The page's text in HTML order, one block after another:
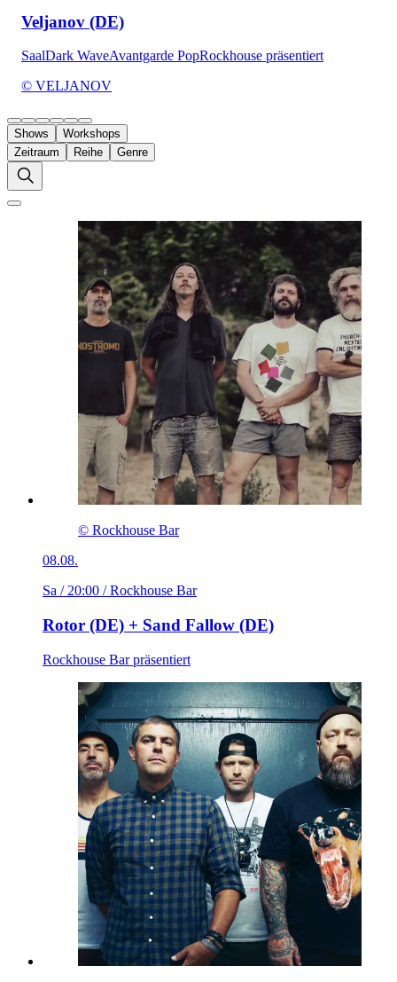
Veljanov (DE)
SaalDark WaveAvantgarde PopRockhouse präsentiert
© VELJANOV
Shows
Workshops
Zeitraum
Reihe Genre
© Rockhouse Bar
08.08.
Sa / 20:00 / Rockhouse Bar
Rotor (DE) + Sand Fallow (DE)
Rockhouse Bar präsentiert